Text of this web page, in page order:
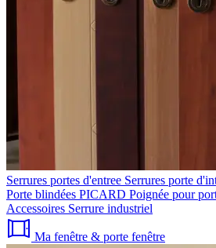
Serrures portes d'entree Serrures porte
Porte blindées PICARD Poignée pour
Accessoires Serrure industriel
Ma fenêtre & porte fenêtre